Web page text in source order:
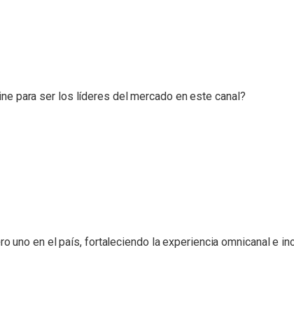
para ser los líderes del mercado en este canal?
en el país, fortaleciendo la experiencia omnicanal e